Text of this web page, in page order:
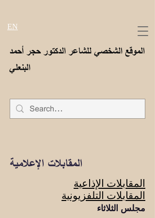
الموقع الشخصي للشاعر الدكتور حجر أحمد
البنعلي
EN
المقابلات الإعلامية
المقابلات الإذاعية
المقابلات التلفزيونية
مجلس الثلاثاء